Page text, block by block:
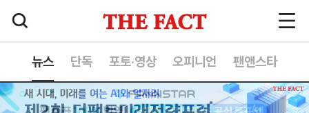
뉴스 단독 포토·영상 오피니언 팬앤스타